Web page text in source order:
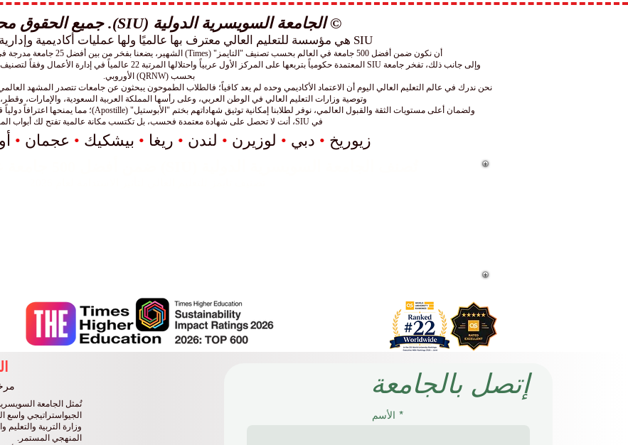
© الجامعة السويسرية الدولية (SIU). جميع الحقوق محفوظة.
SIU هي مؤسسة للتعليم العالي معترف بها عالميًا ولها عمليات أكاديمية وإدارية في جميع أنحاء
أن نكون ضمن أفضل 500 جامعة في العالم بحسب تصنيف "التايمز" (Times) الشهير، يضعنا بفخر من بين أفضل 25 جامعة مدرجة في هذا التصنيف توفر دراستها باللغة العربية.
بحسب (QRNW) الأوروبي.
نحن ندرك في عالم التعليم العالي اليوم أن الاعتماد الأكاديمي وحده لم يعد كافياً؛ فالطلاب الطموحون يبحثون عن جامعات تتصدر المشهد
وتوصية وزارات التعليم العالي في الوطن العربي، وعلى رأسها المملكة العربية السعودية، والإمارات،
ولضمان أعلى مستويات الثقة والقبول العالمي، نوفر لطلابنا إمكانية توثيق شهاداتهم بختم "الأبوستيل" (Apostille)؛ مما يمنحها اعترافاً دولياً قانونياً يسهّل مسيرتهم المهنية والأكاديمية أينما كانوا.
في SIU، أنت لا تحصل على شهادة معتمدة فحسب، بل تكتسب مكانة عالمية تفتح لك أبواب المستقبل.
زيوريخ • دبي • لوزيرن • لندن • ريغا • بيشكيك • عجمان •
الجيواستراتيجي
وزارة التربية والتعليم
المنهجي المستمر.
إتصل بالجامعة
الأسم